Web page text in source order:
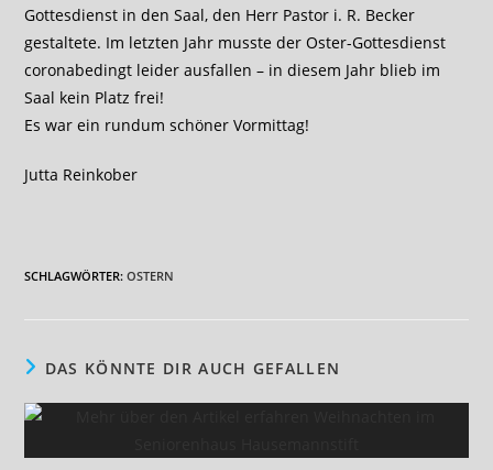
Gottesdienst in den Saal, den Herr Pastor i. R. Becker
gestaltete. Im letzten Jahr musste der Oster-Gottesdienst
coronabedingt leider ausfallen – in diesem Jahr blieb im
Saal kein Platz frei!
Es war ein rundum schöner Vormittag!
Jutta Reinkober
SCHLAGWÖRTER:OSTERN
DAS KÖNNTE DIR AUCH GEFALLEN